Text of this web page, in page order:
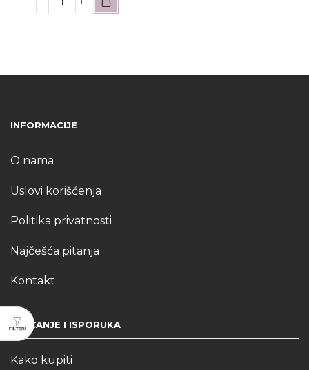
INFORMACIJE
O nama
Uslovi korišćenja
Politika privatnosti
Najčešća pitanja
Kontakt
PLAĆANJE I ISPORUKA
Kako kupiti